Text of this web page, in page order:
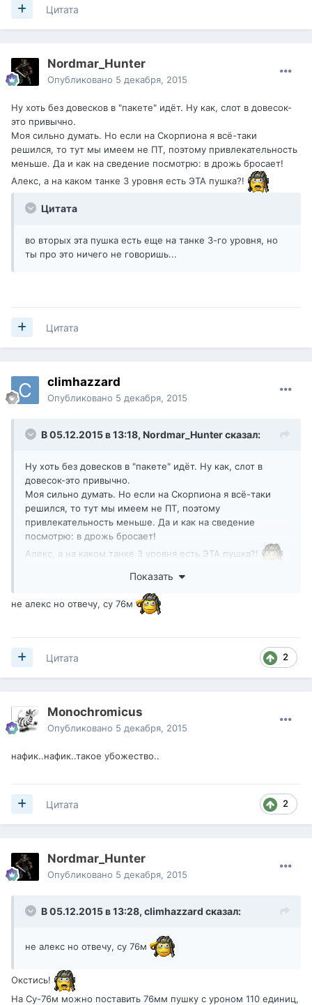
Цитата
Nordmar_Hunter
Опубликовано 5 декабря, 2015
Ну хоть без довесков в "пакете" идёт. Ну как, слот в довесок-
это привычно.
Моя сильно думать. Но если на Скорпиона я всё-таки
решился, то тут мы имеем не ПТ, поэтому привлекательность
меньше. Да и как на сведение посмотрю: в дрожь бросает!
Алекс, а на каком танке 3 уровня есть ЭТА пушка?!
Цитата
во вторых эта пушка есть еще на танке 3-го уровня, но
ты про это ничего не говоришь...
Цитата
climhazzard
Опубликовано 5 декабря, 2015
В 05.12.2015 в 13:18, Nordmar_Hunterсказал:
Ну хоть без довесков в "пакете" идёт. Ну как, слот в
довесок-это привычно.
Моя сильно думать. Но если на Скорпиона я всё-таки
решился, то тут мы имеем не ПТ, поэтому
привлекательность меньше. Да и как на сведение
посмотрю: в дрожь бросает!
Алекс, а на каком танке 3 уровня есть ЭТА пушка?!
Показать
не алекс но отвечу, су 76м
2
Цитата
Monochromicus
Опубликовано 5 декабря, 2015
нафик..нафик..такое убожество..
2
Цитата
Nordmar_Hunter
Опубликовано 5 декабря, 2015
В 05.12.2015 в 13:28, climhazzard сказал:
не алекс но отвечу, су 76м
Окстись!
На Су-76м можно поставить 76мм пушку с уроном 110 единиц,